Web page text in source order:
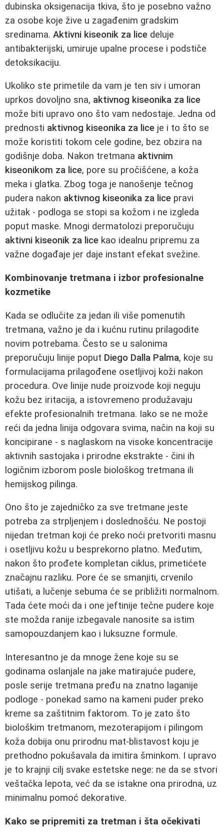
dubinska oksigenacija tkiva, što je posebno važno
za osobe koje žive u zagađenim gradskim
sredinama. Aktivni kiseonik za lice deluje
antibakterijski, umiruje upalne procese i podstiče
detoksikaciju.
Ukoliko ste primetile da vam je ten siv i umoran
uprkos dovoljno sna, aktivnog kiseonika za lice
može biti upravo ono što vam nedostaje. Jedna od
prednosti aktivnog kiseonika za lice je i to što se
može koristiti tokom cele godine, bez obzira na
godišnje doba. Nakon tretmana aktivnim
kiseonikom za lice, pore su pročišćene, a koža
meka i glatka. Zbog toga je nanošenje tečnog
pudera nakon aktivnog kiseonika za lice pravi
užitak - podloga se stopi sa kožom i ne izgleda
poput maske. Mnogi dermatolozi preporučuju
aktivni kiseonik za lice kao idealnu pripremu za
važne događaje jer daje instant efekat svežine.
Kombinovanje tretmana i izbor profesionalne
kozmetike
Kada se odlučite za jedan ili više pomenutih
tretmana, važno je da i kućnu rutinu prilagodite
novim potrebama. Često se u salonima
preporučuju linije poput Diego Dalla Palma, koje su
formulacijama prilagođene osetljivoj koži nakon
procedura. Ove linije nude proizvode koji neguju
kožu bez iritacija, a istovremeno produžavaju
efekte profesionalnih tretmana. Iako se ne može
reći da jedna linija odgovara svima, način na koji su
koncipirane - s naglaskom na visoke koncentracije
aktivnih sastojaka i prirodne ekstrakte - čini ih
logičnim izborom posle biološkog tretmana ili
hemijskog pilinga.
Ono što je zajedničko za sve tretmane jeste
potreba za strpljenjem i doslednošću. Ne postoji
nijedan tretman koji će preko noći pretvoriti masnu
i osetljivu kožu u besprekorno platno. Međutim,
nakon što prođete kompletan ciklus, primetićete
značajnu razliku. Pore će se smanjiti, crvenilo
utišati, a lučenje sebuma će se približiti normalnom.
Tada ćete moći da i one jeftinije tečne pudere koje
ste možda ranije izbegavale nanosite sa istim
samopouzdanjem kao i luksuzne formule.
Interesantno je da mnoge žene koje su se
godinama oslanjale na jake matirajuće pudere,
posle serije tretmana pređu na znatno laganije
podloge - ponekad samo na kameni puder preko
kreme sa zaštitnim faktorom. To je zato što
biološkim tretmanom, mezoterapijom i pilingom
koža dobija onu prirodnu mat‑blistavost koju je
prethodno pokušavala da imitira šminkom. I upravo
je to krajnji cilj svake estetske nege: ne da se stvori
veštačka lepota, već da se istakne ona prirodna, uz
minimalnu pomoć dekorative.
Kako se pripremiti za tretman i šta očekivati